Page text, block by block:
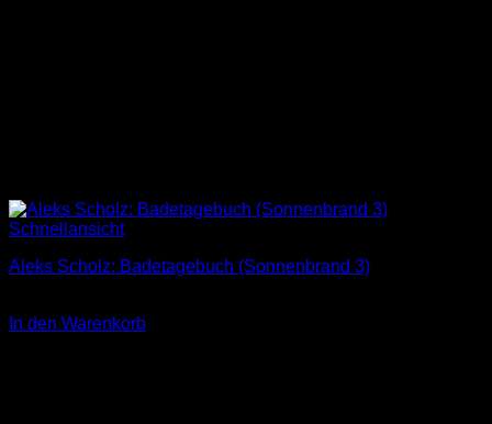
Schnellansicht
Aleks Scholz: Badetagebuch (Sonnenbrand 3)
In den Warenkorb